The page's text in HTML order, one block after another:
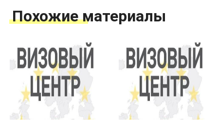
Похожие материалы